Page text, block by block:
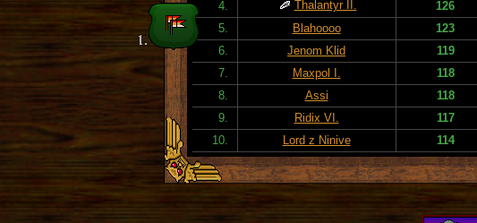
4.
Thalantyr II. 126
5.
Blahoooo 123
6.
Jenom Klid 119
7.
Maxpol I. 118
8.
Assi 118
9.
Ridix VI. 117
10.
Lord z Ninive 114